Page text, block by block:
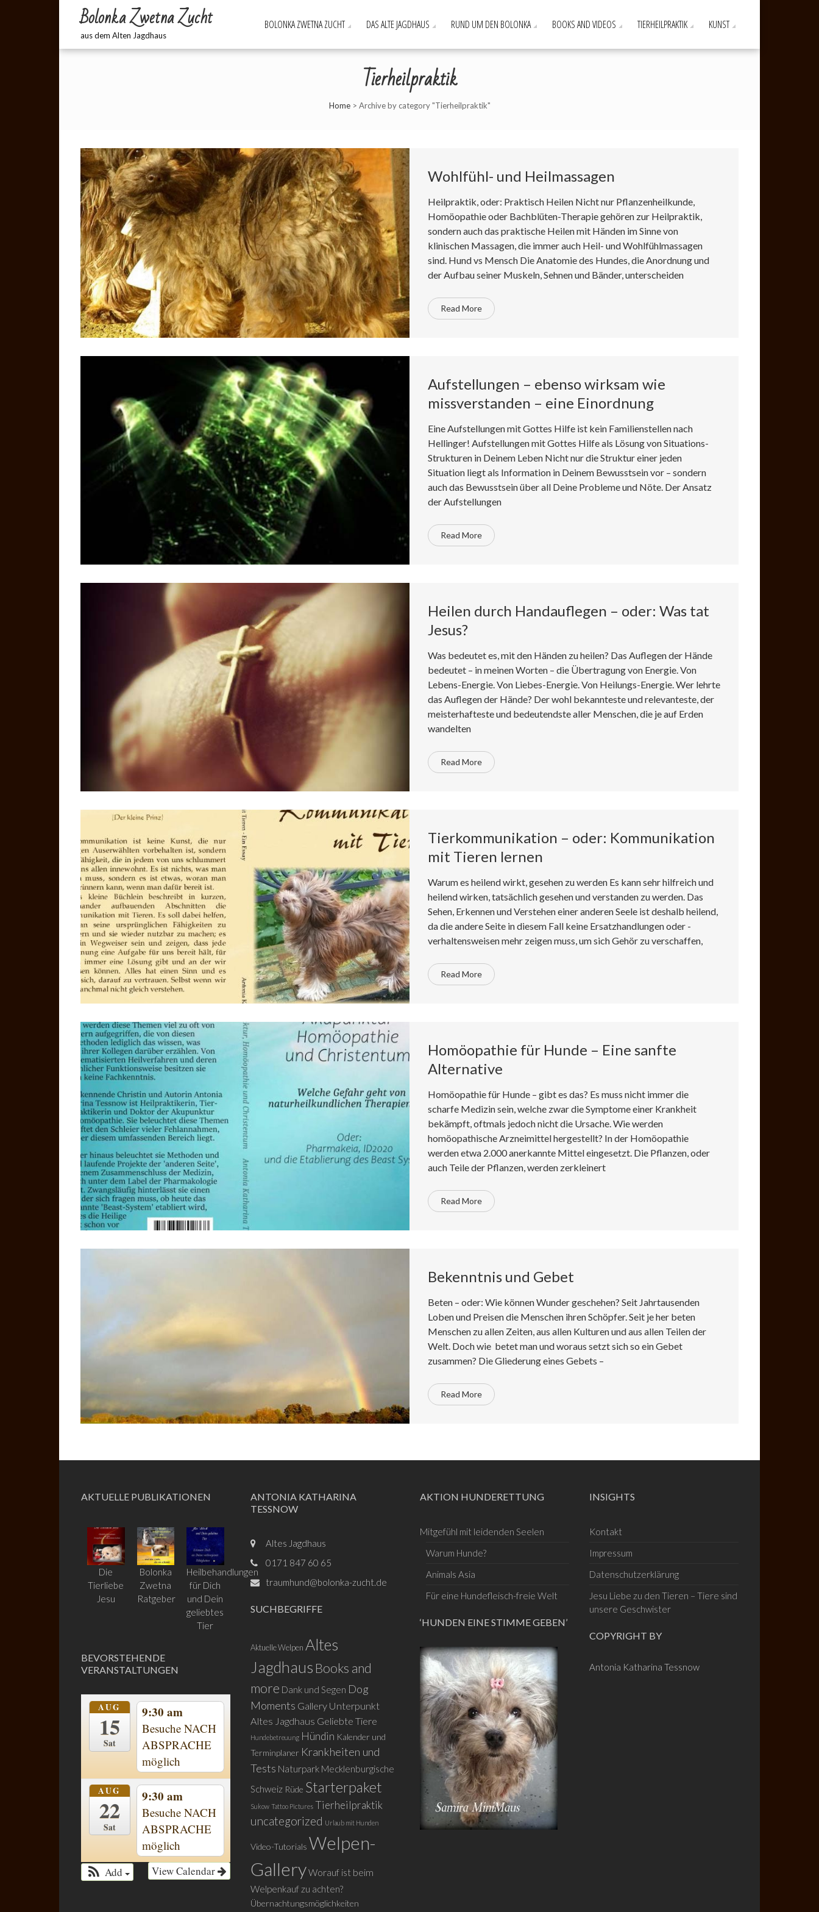
Bolonka Zwetna Zucht
aus dem Alten Jagdhaus
BOLONKA ZWETNA ZUCHT DAS ALTE JAGDHAUS RUND UM DEN BOLONKA BOOKS AND VIDEOS TIERHEILPRAKTIK KUNST
Tierheilpraktik
Home> Archive by category "Tierheilpraktik"
Wohlfühl- und Heilmassagen
Heilpraktik, oder: Praktisch Heilen Nicht nur Pflanzenheilkunde,
Homöopathie oder Bachblüten-Therapie gehören zur Heilpraktik,
sondern auch das praktische Heilen mit Händen im Sinne von
klinischen Massagen, die immer auch Heil- und Wohlfühlmassagen
sind. Hund vs Mensch Die Anatomie des Hundes, die Anordnung und
der Aufbau seiner Muskeln, Sehnen und Bänder, unterscheiden
Read More
Aufstellungen – ebenso wirksam wie
missverstanden – eine Einordnung
Eine Aufstellungen mit Gottes Hilfe ist kein Familienstellen nach
Hellinger! Aufstellungen mit Gottes Hilfe als Lösung von Situations-
Strukturen in Deinem Leben Nicht nur die Struktur einer jeden
Situation liegt als Information in Deinem Bewusstsein vor – sondern
auch das Bewusstsein über all Deine Probleme und Nöte. Der Ansatz
der Aufstellungen
Read More
Heilen durch Handauflegen – oder: Was tat
Jesus?
Was bedeutet es, mit den Händen zu heilen? Das Auflegen der Hände
bedeutet – in meinen Worten – die Übertragung von Energie. Von
Lebens-Energie. Von Liebes-Energie. Von Heilungs-Energie. Wer lehrte
das Auflegen der Hände? Der wohl bekannteste und relevanteste, der
meisterhafteste und bedeutendste aller Menschen, die je auf Erden
wandelten
Read More
Tierkommunikation – oder: Kommunikation
mit Tieren lernen
Warum es heilend wirkt, gesehen zu werden Es kann sehr hilfreich und
heilend wirken, tatsächlich gesehen und verstanden zu werden. Das
Sehen, Erkennen und Verstehen einer anderen Seele ist deshalb heilend,
da die andere Seite in diesem Fall keine Ersatzhandlungen oder -
verhaltensweisen mehr zeigen muss, um sich Gehör zu verschaffen,
Read More
Homöopathie für Hunde – Eine sanfte
Alternative
Homöopathie für Hunde – gibt es das? Es muss nicht immer die
scharfe Medizin sein, welche zwar die Symptome einer Krankheit
bekämpft, oftmals jedoch nicht die Ursache. Wie werden
homöopathische Arzneimittel hergestellt? In der Homöopathie
werden etwa 2.000 anerkannte Mittel eingesetzt. Die Pflanzen, oder
auch Teile der Pflanzen, werden zerkleinert
Read More
Bekenntnis und Gebet
Beten – oder: Wie können Wunder geschehen? Seit Jahrtausenden
Loben und Preisen die Menschen ihren Schöpfer. Seit je her beten
Menschen zu allen Zeiten, aus allen Kulturen und aus allen Teilen der
Welt. Doch wie betet man und woraus setzt sich so ein Gebet
zusammen? Die Gliederung eines Gebets –
Read More
AKTUELLE PUBLIKATIONEN
Die
Tierliebe
Jesu
Bolonka
Zwetna
Ratgeber
Heilbehandlungen
für Dich
und Dein
geliebtes
Tier
BEVORSTEHENDE
VERANSTALTUNGEN
AUG
15
Sat
9:30 am
Besuche NACH
ABSPRACHE
möglich
AUG
22
Sat
9:30 am
Besuche NACH
ABSPRACHE
möglich
View Calendar
Add
ANTONIA KATHARINA
TESSNOW
Altes Jagdhaus
0171 847 60 65
traumhund@bolonka-zucht.de
SUCHBEGRIFFE
Aktuelle Welpen Altes
Jagdhaus Books and
more Dank und Segen Dog
Moments Gallery Unterpunkt
Altes Jagdhaus Geliebte Tiere
Hundebetreuung Hündin Kalender und
Terminplaner Krankheiten und
Tests Naturpark Mecklenburgische
Schweiz Rüde Starterpaket
Sukow Tattoo Pictures Tierheilpraktik
uncategorized Urlaub mit Hunden
Video-Tutorials Welpen-
GalleryWorauf ist beim
Welpenkauf zu achten?
Übernachtungsmöglichkeiten
AKTION HUNDERETTUNG
Mitgefühl mit leidenden Seelen
Warum Hunde?
Animals Asia
Für eine Hundefleisch-freie Welt
‘HUNDEN EINE STIMME GEBEN’
INSIGHTS
Kontakt
Impressum
Datenschutzerklärung
Jesu Liebe zu den Tieren – Tiere sind
unsere Geschwister
COPYRIGHT BY
Antonia Katharina Tessnow